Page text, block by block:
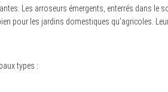
Les arroseurs émergents, enterrés dans
pour les jardins domestiques qu’agricoles.
types :